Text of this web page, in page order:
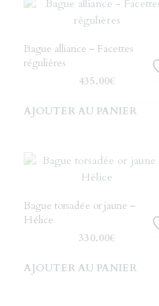
Bague alliance – Facettes
régulières
435.00€
AJOUTER AU PANIER
Bague torsadée or jaune –
Hélice
330.00€
AJOUTER AU PANIER